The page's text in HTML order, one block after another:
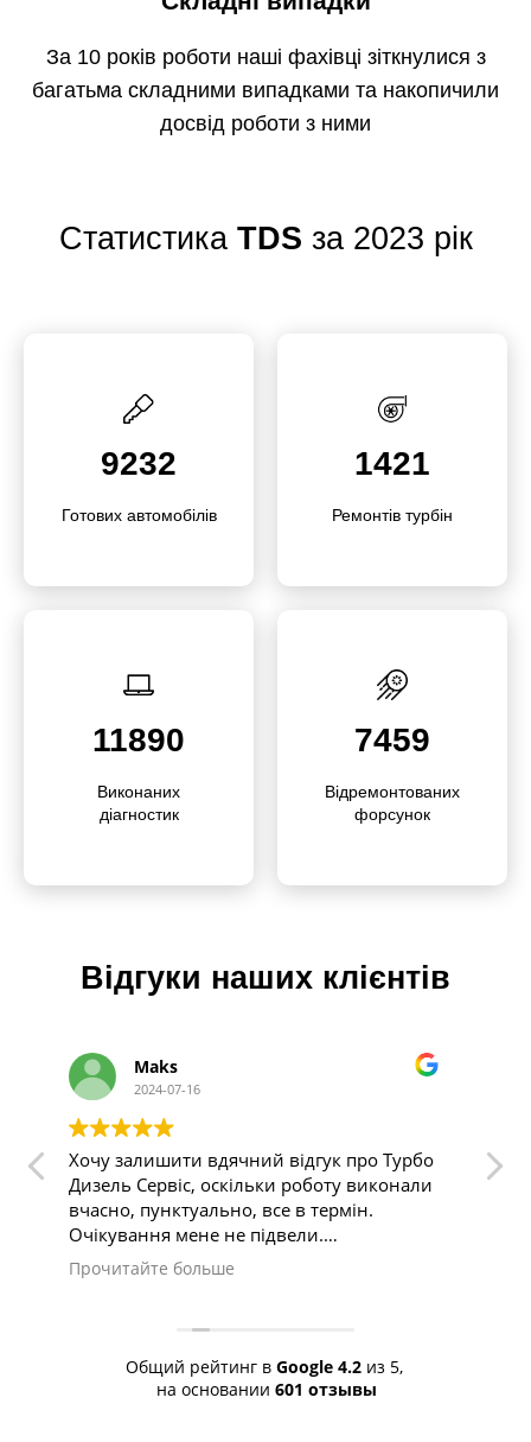
За 10 років роботи наші фахівці зіткнулися з
багатьма складними випадками та накопичили
досвід роботи з ними
Статистика TDS за 2023 рік
9232
Готових автомо­білів
1421
Ремонтів турбін
11890
Викона­них
діагностик
7459
Відре­­мон­то­­ваних
форсунок
Відгуки наших клієнтів
про Турбо
виконали
Дуже класний сервіс
Общий рейтинг в Google 4.2 из 5,
на основании 601 отзывы